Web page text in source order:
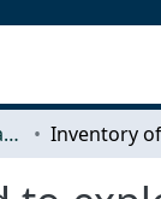
Examensarbeten för masterexamen